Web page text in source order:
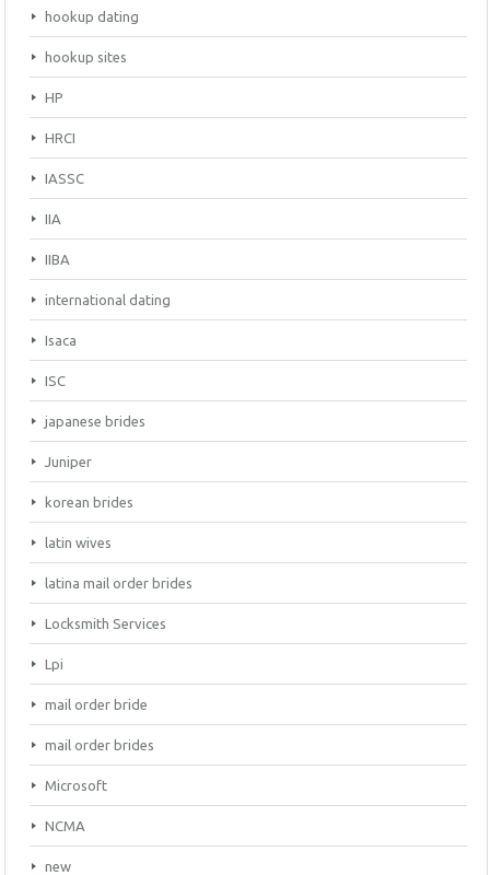
hookup dating
hookup sites
HP
HRCI
IASSC
IIA
IIBA
international dating
Isaca
ISC
japanese brides
Juniper
korean brides
latin wives
latina mail order brides
Locksmith Services
Lpi
mail order bride
mail order brides
Microsoft
NCMA
new